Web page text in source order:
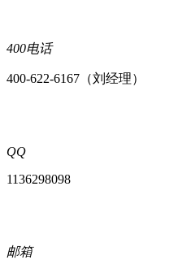
400电话
400-622-6167（刘经理）
QQ
1136298098
邮箱